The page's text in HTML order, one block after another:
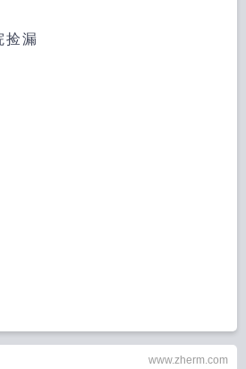
捡漏
www.zherm.com